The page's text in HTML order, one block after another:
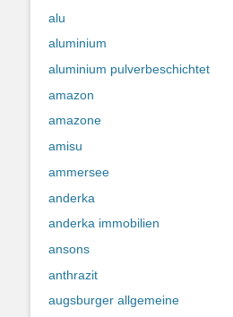
alu
aluminium
aluminium pulverbeschichtet
amazon
amazone
amisu
ammersee
anderka
anderka immobilien
ansons
anthrazit
augsburger allgemeine